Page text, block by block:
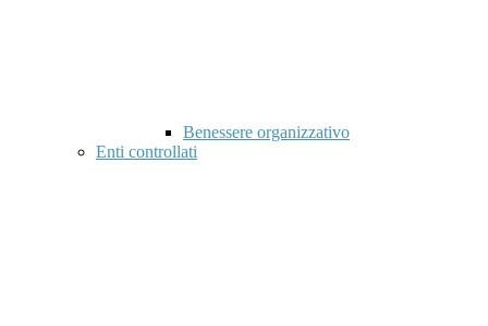
Benessere organizzativo
Enti controllati